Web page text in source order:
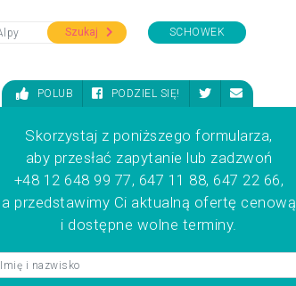
Szukaj SCHOWEK
POLUB PODZIEL SIĘ!
Skorzystaj z poniższego formularza,
aby przesłać zapytanie lub zadzwoń
+48 12 648 99 77, 647 11 88, 647 22 66,
a przedstawimy Ci aktualną ofertę cenową
i dostępne wolne terminy.